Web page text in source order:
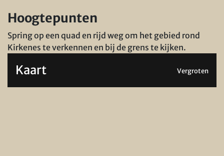
Hoogtepunten
Spring op een quad en rijd weg om het gebied rond
Kirkenes te verkennen en bij de grens te kijken.
Kaart Vergroten